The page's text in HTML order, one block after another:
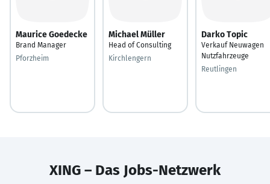
Maurice Goedecke
Brand Manager
Pforzheim
Michael Müller
Head of Consulting
Kirchlengern
Darko Topic
Verkauf Neuwagen
Nutzfahrzeuge
Reutlingen
XING – Das Jobs-Netzwerk